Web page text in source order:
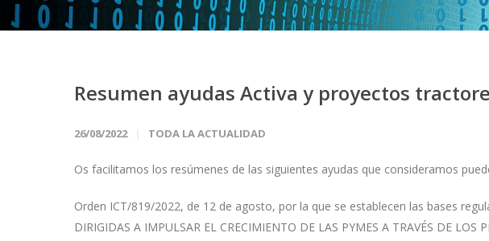
Resumen ayudas Activa y proyectos
26/08/2022 TODA LA ACTUALIDAD
Os facilitamos los resúmenes de las siguientes ayudas que consideramos
Orden ICT/819/2022, de 12 de agosto, por la que se establecen las bases
DIRIGIDAS A IMPULSAR EL CRECIMIENTO DE LAS PYMES A TRAVÉS DE LOS